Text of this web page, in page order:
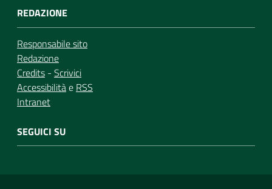
REDAZIONE
Responsabile sito
Redazione
Credits - Scrivici
Accessibilitàe RSS
Intranet
SEGUICI SU